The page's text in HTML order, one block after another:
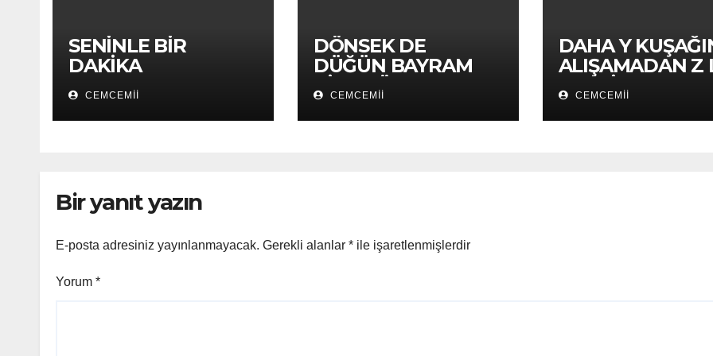
SENİNLE BİR
DAKİKA
APOLLON’UN
LİRİNE KARŞI
CEMCEMII
DÖNSEK DE
DÜĞÜN BAYRAM
CEMCEMII
DAHA Y
ALIŞAMADAN Z
GELDİ
CEMCEMII
Bir yanıt yazın
E-posta adresiniz yayınlanmayacak. Gerekli alanlar * ile işaretlenmişlerdir
Yorum *